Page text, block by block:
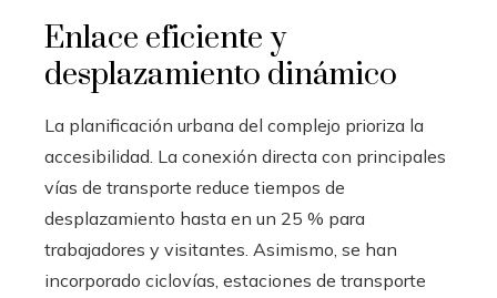
Enlace eficiente y
desplazamiento dinámico
La planificación urbana del complejo prioriza la
accesibilidad. La conexión directa con principales
vías de transporte reduce tiempos de
desplazamiento hasta en un 25 % para
trabajadores y visitantes. Asimismo, se han
incorporado ciclovías, estaciones de transporte